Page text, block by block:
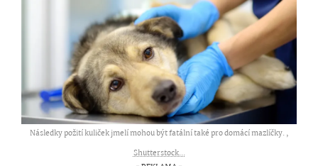
Následky požití kuliček jmelí mohou být fatální také pro domácí mazlíčky. ,
Shutterstock...